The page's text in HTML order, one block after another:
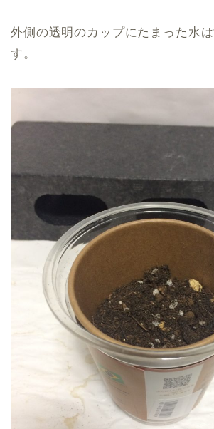
外側の透明のカップにたまった水
す。